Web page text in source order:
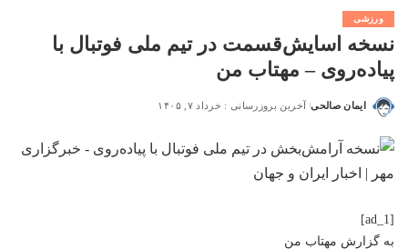
ورزشی
نسخه اسایش‌قسمت در تیم ملی فوتبال با
پیاده‌روی – مهتاب من
ایمان صالحی آخرین بروزرسانی : خرداد ۷, ۱۴۰۵
[ad_1]
به گزارش مهتاب من